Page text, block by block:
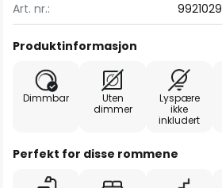
Art. nr.:
9921029
Produktinformasjon
Dimmbar
Uten
dimmer
Lyspære
ikke
inkludert
Perfekt for disse rommene